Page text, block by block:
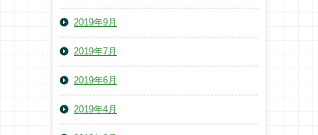
2019年9月
2019年7月
2019年6月
2019年4月